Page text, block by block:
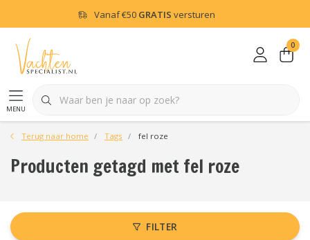
Vanaf€50 GRATIS versturen
menu
0
Terug naar home Tags fel roze
Producten getagd met fel roze
FILTER